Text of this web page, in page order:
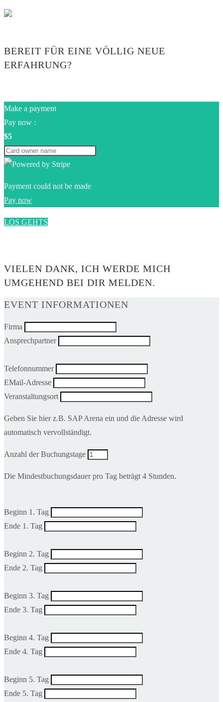
BEREIT FÜR EINE VÖLLIG NEUE
ERFAHRUNG?
Make a payment
Pay now :
$5
Payment could not be made
Pay now
LOS GEHTS
VIELEN DANK, ICH WERDE MICH
UMGEHEND BEI DIR MELDEN.
EVENT INFORMATIONEN
Firma
Ansprechpartner
Telefonnummer
EMail-Adresse
Veranstaltungsort
Geben Sie hier z.B. SAP Arena ein und die Adresse wird
automatisch vervollständigt.
Anzahl der Buchungstage
Die Mindestbuchungsdauer pro Tag beträgt 4 Stunden.
Beginn 1. Tag
Ende 1. Tag
Beginn 2. Tag
Ende 2. Tag
Beginn 3. Tag
Ende 3. Tag
Beginn 4. Tag
Ende 4. Tag
Beginn 5. Tag
Ende 5. Tag